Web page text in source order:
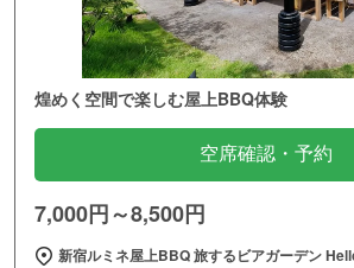
煌めく空間で楽しむ屋上BBQ体験
空席確認・予約
7,000円～8,500円
新宿ルミネ屋上BBQ 旅するビアガーデン